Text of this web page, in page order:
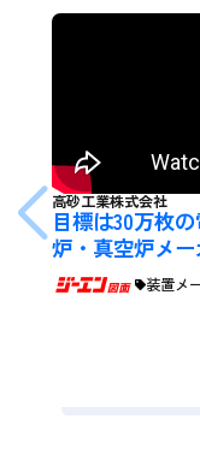
高砂工業株式会社
目標は30万枚
炉・真空炉メ
0分/日の図面探
装置メ